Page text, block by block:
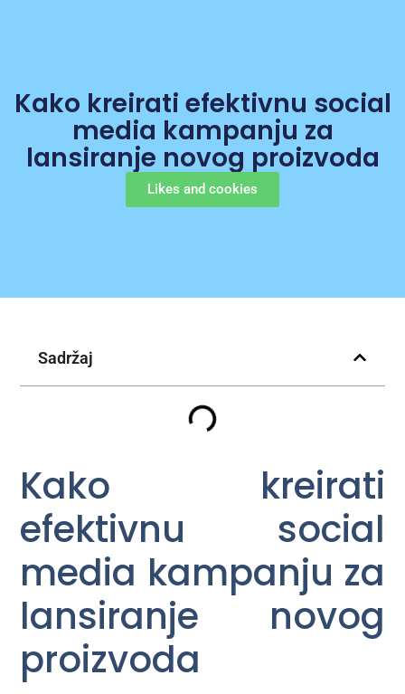
Kako kreirati efektivnu social
media kampanju za
lansiranje novog proizvoda
Likes and cookies
Sadržaj
Kako kreirati
efektivnu social
media kampanju za
lansiranje novog
proizvoda